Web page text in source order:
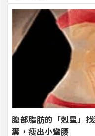
腹部脂肪的「剋星」
囊，瘦出小蠻腰